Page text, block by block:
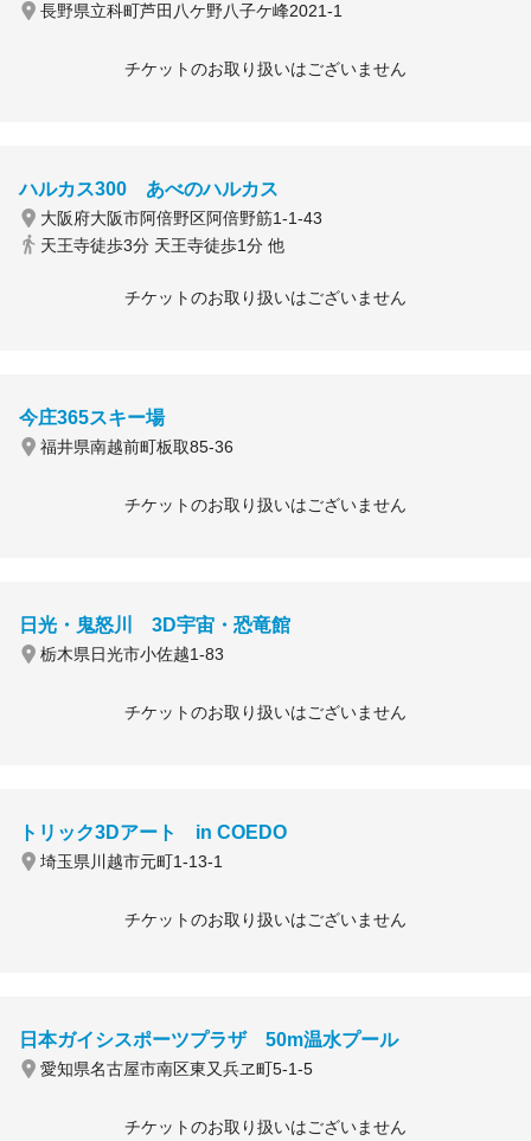
長野県立科町芦田八ケ野八子ケ峰2021-1
チケットのお取り扱いはございません
ハルカス300 あべのハルカス
大阪府大阪市阿倍野区阿倍野筋1-1-43
天王寺徒歩3分 天王寺徒歩1分 他
チケットのお取り扱いはございません
今庄365スキー場
福井県南越前町板取85-36
チケットのお取り扱いはございません
日光・鬼怒川 3D宇宙・恐竜館
栃木県日光市小佐越1-83
チケットのお取り扱いはございません
トリック3Dアート in COEDO
埼玉県川越市元町1-13-1
チケットのお取り扱いはございません
日本ガイシスポーツプラザ 50m温水プール
愛知県名古屋市南区東又兵ヱ町5-1-5
チケットのお取り扱いはございません